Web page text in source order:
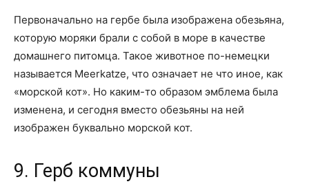
Первоначально на гербе была изображена обезьяна,
которую моряки брали с собой в море в качестве
домашнего питомца. Такое животное по-немецки
называется Meerkatze, что означает не что иное, как
«морской кот». Но каким-то образом эмблема была
изменена, и сегодня вместо обезьяны на ней
изображен буквально морской кот.
9. Герб коммуны